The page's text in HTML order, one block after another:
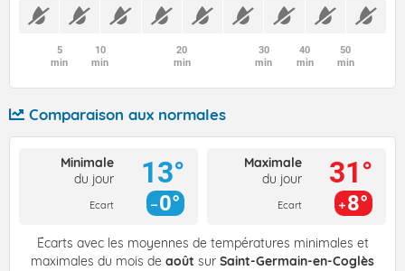
5
min
10
min
20
min
30
min
40
min
50
min
Comparaison aux normales
Minimale
du jour
Ecart
13°
0°
Maximale
du jour
Ecart
31°
8°
Écarts avec les moyennes de températures minimales et
maximales du mois de août sur Saint-Germain-en-Coglès